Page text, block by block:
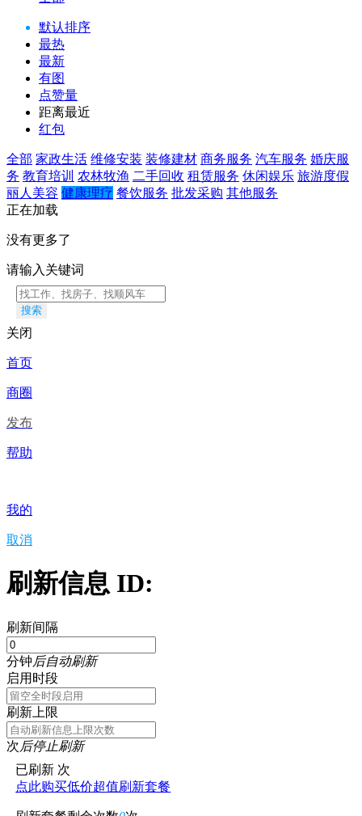
默认排序
最热
最新
有图
点赞量
距离最近
红包
全部 家政生活 维修安装 装修建材 商务服务 汽车服务 婚庆服
务 教育培训 农林牧渔 二手回收 租赁服务 休闲娱乐 旅游度假
丽人美容 健康理疗 餐饮服务 批发采购 其他服务
正在加载
没有更多了
请输入关键词
搜索
关闭
首页
商圈
发布
帮助
我的
取消
刷新信息 ID:
刷新间隔
分钟后自动刷新
启用时段
刷新上限
次后停止刷新
已刷新 次
点此购买低价超值刷新套餐